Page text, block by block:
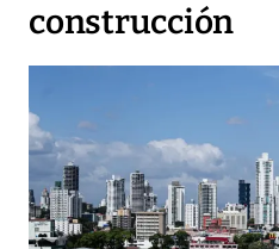
construcción